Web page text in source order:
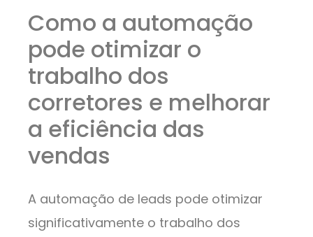
Como a automação
pode otimizar o
trabalho dos
corretores e melhorar
a eficiência das
vendas
A automação de leads pode otimizar
significativamente o trabalho dos